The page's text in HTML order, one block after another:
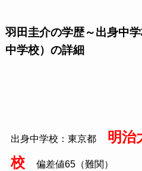
羽田圭介の学歴～出身中
中学校）の詳細
出身中学校：東京都
明治
校
偏差値65（難関）